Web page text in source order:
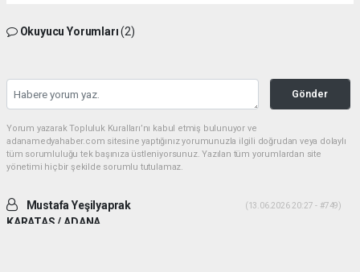
Okuyucu Yorumları(2)
Gönder
Yorum yazarak Topluluk Kuralları’nı kabul etmiş bulunuyor ve
adanamedyahaber.com sitesine yaptığınız yorumunuzla ilgili doğrudan veya dolaylı
tüm sorumluluğu tek başınıza üstleniyorsunuz. Yazılan tüm yorumlardan site
yönetimi hiçbir şekilde sorumlu tutulamaz.
Mustafa Yeşilyaprak
KARATAS / ADANA
(13.06.2026 20:27 - #749)